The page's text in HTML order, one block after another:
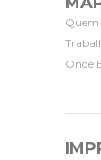
Quem
Onde